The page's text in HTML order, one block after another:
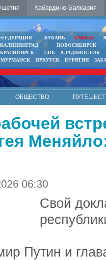
Кабардино-Балкария
ФЕДЕРАЦИЯ КУБАНЬ КАВКАЗ
КАЛИНИНГРАД
НОВОСИБИРСК
КРАСНОЯРСК
СПБ
ВЛАДИВОСТОК
МУРМАНСК
ИРКУТСК БУРЯТИЯ
ОБЩЕСТВО
06:30
Свой
Путин и